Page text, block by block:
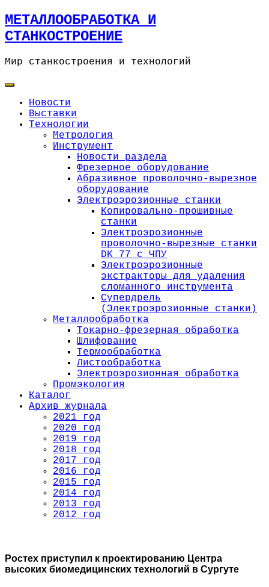
Skip
to
content
МЕТАЛЛООБРАБОТКА И
СТАНКОСТРОЕНИЕ
Мир станкостроения и технологий
Новости
Выставки
Технологии
Метрология
Инструмент
Новости раздела
Фрезерное оборудование
Абразивное проволочно-вырезное
оборудование
Электроэрозионные станки
Копировально-прошивные
станки
Электроэрозионные
проволочно-вырезные станки
DK 77 с ЧПУ
Электроэрозионные
экстракторы для удаления
сломанного инструмента
Супердрель
(Электроэрозионные станки)
Металлообработка
Токарно-фрезерная обработка
Шлифование
Термообработка
Листообработка
Электроэрозионная обработка
Промэкология
Каталог
Архив журнала
2021 год
2020 год
2019 год
2018 год
2017 год
2016 год
2015 год
2014 год
2013 год
2012 год
Ростех приступил к проектированию Центра
высоких биомедицинских технологий в Сургуте